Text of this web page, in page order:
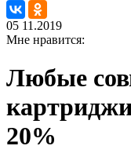
05 11.2019
Мне нравится:
Любые
20%